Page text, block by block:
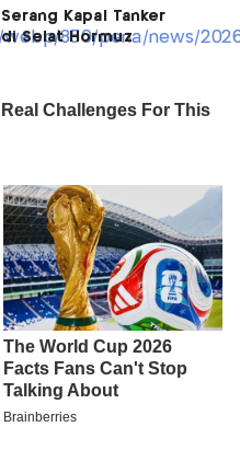
Serang Kapal Tanker
di Selat Hormuz